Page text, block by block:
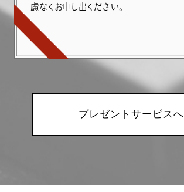
慮なくお申し出ください。
プレゼントサービスへ